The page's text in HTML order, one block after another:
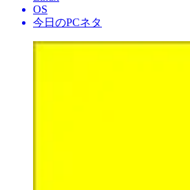
OS
今日のPCネタ